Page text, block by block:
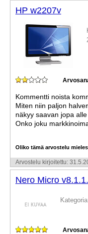
HP w2207v
Kommentti noista
Miten niin paljon
näkyy saavan jopa
Onko joku
Oliko tämä arvostelu
Arvostelu kirjoitettu:
Nero Micro